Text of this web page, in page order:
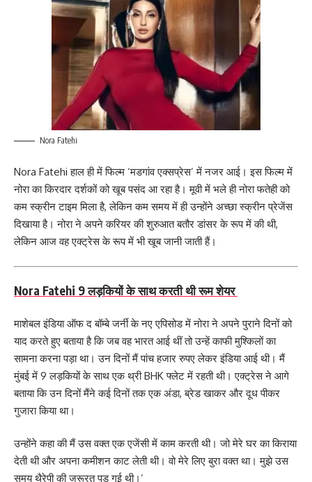
Nora Fatehi
Nora Fatehi हाल ही में फिल्म ‘मडगांव एक्सप्रेस’ में नजर आई। इस फिल्म में
नोरा का किरदार दर्शकों को खूब पसंद आ रहा है। मूवी में भले ही नोरा फतेही को
कम स्क्रीन टाइम मिला है, लेकिन कम समय में ही उन्होंने अच्छा स्क्रीन प्रेजेंस
दिखाया है। नोरा ने अपने करियर की शुरुआत बतौर डांसर के रूप में की थी,
लेकिन आज वह एक्ट्रेस के रूप में भी खूब जानी जाती हैं।
Nora Fatehi 9 लड़कियों के साथ करती थी रूम शेयर
माशेबल इंडिया ऑफ द बॉम्बे जर्नी के नए एपिसोड में नोरा ने अपने पुराने दिनों को
याद करते हुए बताया है कि जब वह भारत आई थीं तो उन्हें काफी मुश्किलों का
सामना करना पड़ा था। उन दिनों मैं पांच हजार रुपए लेकर इंडिया आई थी। मैं
मुंबई में 9 लड़कियों के साथ एक थ्री BHK फ्लेट में रहती थी। एक्ट्रेस ने आगे
बताया कि उन दिनों मैंने कई दिनों तक एक अंडा, ब्रेड खाकर और दूध पीकर
गुजारा किया था।
उन्होंने कहा की मैं उस वक्त एक एजेंसी में काम करती थी। जो मेरे घर का किराया
देती थी और अपना कमीशन काट लेती थी। वो मेरे लिए बुरा वक्त था। मुझे उस
समय थैरेपी की जरूरत पड़ गई थी।’